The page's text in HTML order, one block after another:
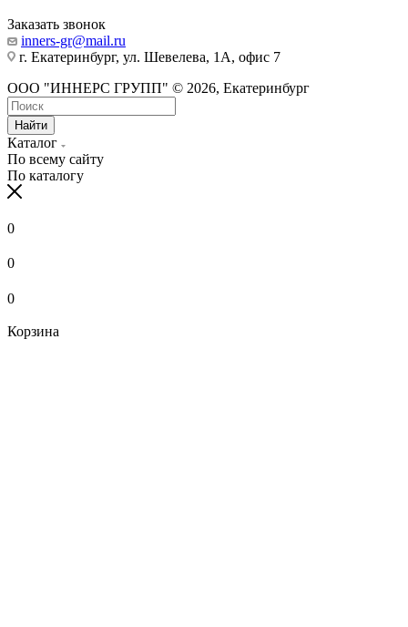
Заказать звонок
inners-gr@mail.ru
г. Екатеринбург, ул. Шевелева, 1А, офис 7
ООО "ИННЕРС ГРУПП" © 2026, Екатеринбург
Найти
Каталог
По всему сайту
По каталогу
0
0
0
Корзина